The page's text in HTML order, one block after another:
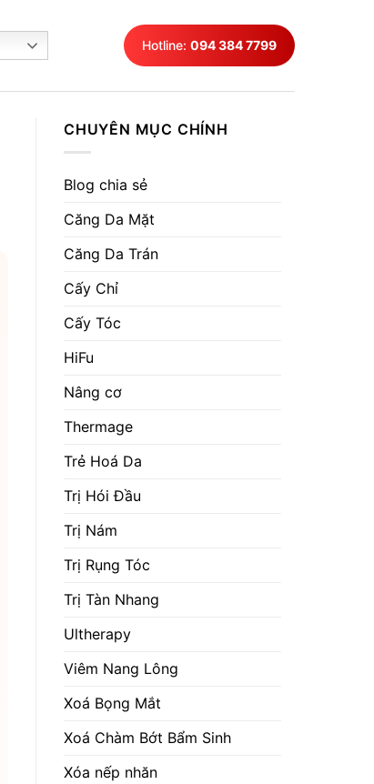
Hotline: 094 384 7799
CHUYÊN MỤC CHÍNH
Blog chia sẻ
Căng Da Mặt
Căng Da Trán
Cấy Chỉ
Cấy Tóc
HiFu
Nâng cơ
Thermage
Trẻ Hoá Da
Trị Hói Đầu
Trị Nám
Trị Rụng Tóc
Trị Tàn Nhang
Ultherapy
Viêm Nang Lông
Xoá Bọng Mắt
Xoá Chàm Bớt Bẩm Sinh
Xóa nếp nhăn